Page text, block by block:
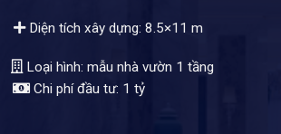
Diện tích xây dựng: 8.5×11 m
Loại hình: mẫu nhà vườn 1 tầng
Chi phí đầu tư: 1 tỷ